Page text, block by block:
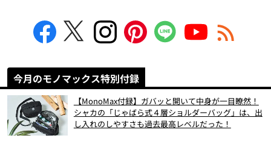
今月のモノマックス特別付録
【MonoMax付録】ガバッと開いて中身が一目瞭然！
シャカの「じゃばら式４層ショルダーバッグ」は、出
し入れのしやすさも過去最高レベルだった！